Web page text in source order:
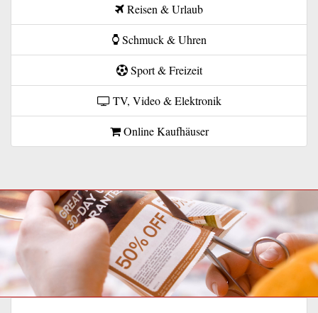
Reisen & Urlaub
Schmuck & Uhren
Sport & Freizeit
TV, Video & Elektronik
Online Kaufhäuser